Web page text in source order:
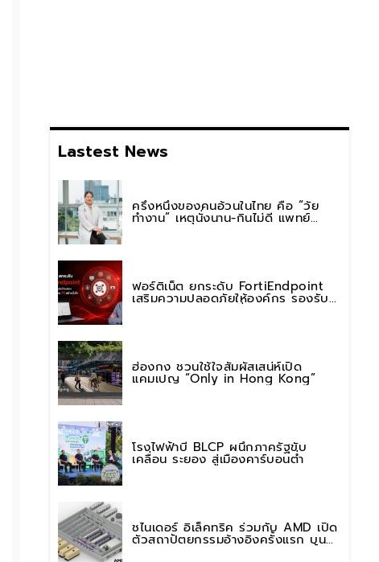
Lastest News
ครึ่งหนึ่งของคนอ้วนในไทย คือ “วัย
ทำงาน” เหตุนั่งนาน-กินไม่ดี แพทย์
รพ.วิมุต พหลโยธิน เตือน “อย่าดูแค่เลข
ฟอร์ติเน็ต ยกระดับ FortiEndpoint
เสริมความปลอดภัยให้องค์กร รองรับ
ฮ่องกง ชวนใช้ใจสัมผัสเสน่ห์เปิด
แคมเปญ “Only in Hong Kong”
โรงไฟฟ้าบี BLCP ผนึกภาครัฐขับ
เคลื่อน ระยอง สู่เมืองคาร์บอนต่ำ
ชไนเดอร์ อิเล็คทริค ร่วมกับ AMD เปิด
ตัวสถาปัตยกรรมอ้างอิงครั้งแรก บน
แพลตฟอร์ม “Helios” เร่งการติดตั้งใช้